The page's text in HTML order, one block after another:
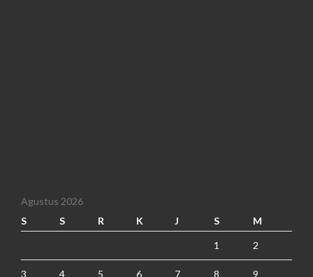
Agustus 2026
S
S R K J S M
1 2
3 4 5 6 7 8 9